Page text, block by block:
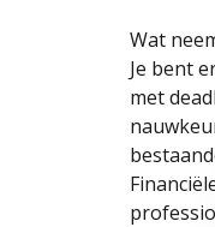
Wat
Je bent
met